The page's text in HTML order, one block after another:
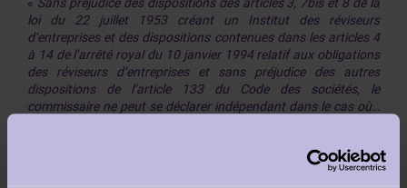
loi du 22 juillet 1953 créant un Institut des réviseurs
d’entreprises et des dispositions contenues dans les articles 4
à 14 de l’arrêté royal du 10 janvier 1994 relatif aux obligations
des réviseurs d’entreprises et sans préjudice des autres
dispositions de l’article 133 du Code des sociétés, le
commissaire ne peut se déclarer indépendant dans le cas où